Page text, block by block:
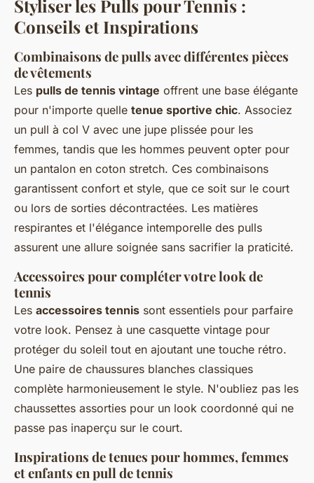
Styliser les Pulls pour Tennis :
Conseils et Inspirations
Combinaisons de pulls avec différentes pièces
de vêtements
Les pulls de tennis vintage offrent une base élégante
pour n'importe quelle tenue sportive chic. Associez
un pull à col V avec une jupe plissée pour les
femmes, tandis que les hommes peuvent opter pour
un pantalon en coton stretch. Ces combinaisons
garantissent confort et style, que ce soit sur le court
ou lors de sorties décontractées. Les matières
respirantes et l'élégance intemporelle des pulls
assurent une allure soignée sans sacrifier la praticité.
Accessoires pour compléter votre look de
tennis
Les accessoires tennis sont essentiels pour parfaire
votre look. Pensez à une casquette vintage pour
protéger du soleil tout en ajoutant une touche rétro.
Une paire de chaussures blanches classiques
complète harmonieusement le style. N'oubliez pas les
chaussettes assorties pour un look coordonné qui ne
passe pas inaperçu sur le court.
Inspirations de tenues pour hommes, femmes
et enfants en pull de tennis